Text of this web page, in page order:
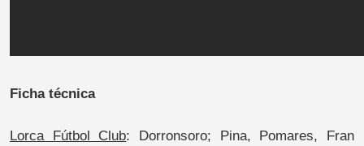
Ficha técnica
Lorca Fútbol Club: Dorronsoro; Pina, Pomares, Fran